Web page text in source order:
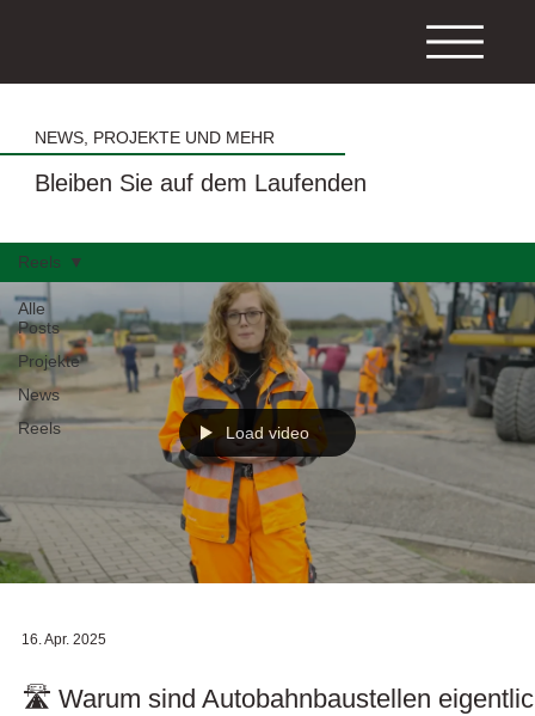
NEWS, PROJEKTE UND MEHR
Bleiben Sie auf dem Laufenden
Alle
Posts
Projekte
News
Reels
Reels
Load video
16. Apr. 2025
🛣️ Warum sind Autobahnbaustellen